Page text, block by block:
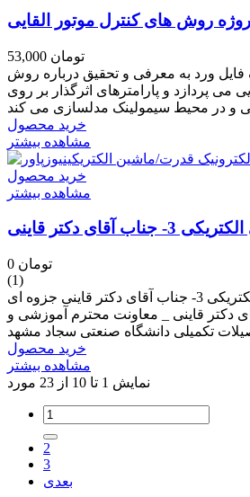
53,000 تومان
فایل ورد به معرفی و تحقیق درباره روش
می پردازد و پارامترهای اثرگذار بر روی
خرید محصول
مشاهده بیشتر
خرید محصول
مشاهده بیشتر
آقای دکتر قاینی
0 تومان
(1)
جزوه ماشین های الکتریکی 3- جناب آقای دکتر قاینی جزوه ای
دکتر قاینی _ معاونت محترم آموزشی و
تکمیلی دانشگاه صنعتی سجاد مشهد
خرید محصول
مشاهده بیشتر
نمایش 1 تا 10 از 23 مورد
2
3
بعدی